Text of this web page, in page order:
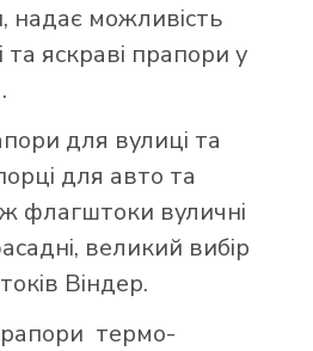
надає можливість
та яскраві прапори у
для вулиці та
для авто та
флагштоки вуличні
великий вибір
Віндер.
термо-